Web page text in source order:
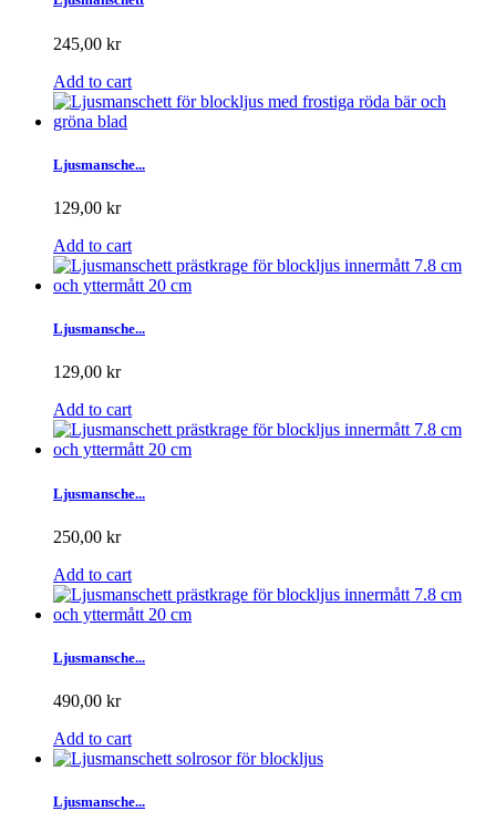
245,00 kr
Add to cart
Ljusmansche...
129,00 kr
Add to cart
Ljusmansche...
129,00 kr
Add to cart
Ljusmansche...
250,00 kr
Add to cart
Ljusmansche...
490,00 kr
Add to cart
Ljusmansche...